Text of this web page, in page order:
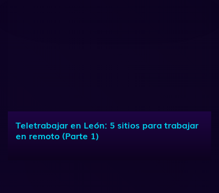
Teletrabajar en León: 5 sitios para trabajar
en remoto (Parte 1)